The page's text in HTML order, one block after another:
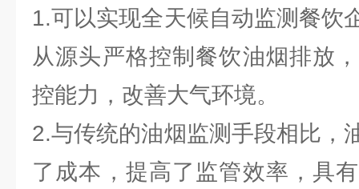
1.可以实现全天候自动监测餐饮
从源头严格控制餐饮油烟排放
控能力，改善大气环境。
2.与传统的油烟监测手段相比，
了成本，提高了监管效率，具